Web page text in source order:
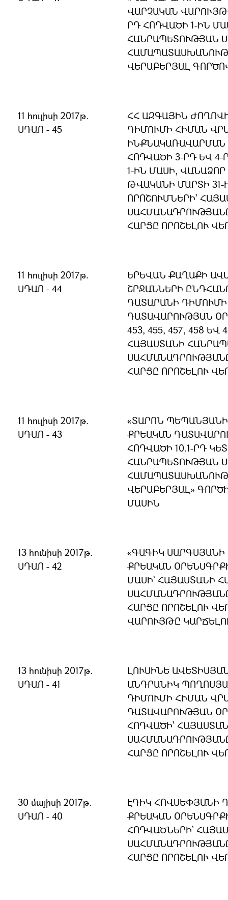
ՎԱՐՉԱԿԱՆ
ՐԴ ՀՈԴՎԱԾԻ 1-ԻՆ
ՀԱՆՐԱՊԵՏՈՒԹՅԱՆ
ՎԵՐԱԲԵՐՅԱԼ
11 հուլիսի 2017թ.
ՍԴԱՈ - 45
ՀՀ ԱԶԳԱՅԻՆ
ԴԻՄՈՒՄԻ ՀԻՄԱՆ
ԻՆՔՆԱԿԱՌԱՎԱՐՄԱՆ
ՀՈԴՎԱԾԻ 3-ՐԴ ԵՎ
1-ԻՆ ՄԱՍԻ,
ԹՎԱԿԱՆԻ ՄԱՐՏԻ 31-
ՈՐՈՇՈՒՄՆԵՐԻ`
ՀԱՐՑԸ ՈՐՈՇԵԼՈՒ
11 հուլիսի 2017թ.
ՍԴԱՈ - 44
ԵՐԵՎԱՆ ՔԱՂԱՔԻ
ՇՐՋԱՆՆԵՐԻ
ԴԱՏԱՐԱՆԻ
ԴԱՏԱՎԱՐՈՒԹՅԱՆ
453, 455, 457, 458
ՀԱՅԱՍՏԱՆԻ
ՀԱՐՑԸ ՈՐՈՇԵԼՈՒ
11 հուլիսի 2017թ.
ՍԴԱՈ - 43
«ՏԱՐՈՆ
ՔՐԵԱԿԱՆ
ՀՈԴՎԱԾԻ 10.1-ՐԴ
ՀԱՆՐԱՊԵՏՈՒԹՅԱՆ
ՎԵՐԱԲԵՐՅԱԼ»
ՄԱՍԻՆ
13 հունիսի 2017թ.
ՍԴԱՈ - 42
«ԳԱԳԻԿ
ՔՐԵԱԿԱՆ
ՄԱՍԻ` ՀԱՅԱՍՏԱՆԻ
ՀԱՐՑԸ ՈՐՈՇԵԼՈՒ
ՎԱՐՈՒՅԹԸ
13 հունիսի 2017թ.
ՍԴԱՈ - 41
ԼՈՒՍԻՆԵ
ԱՆԴՐԱՆԻԿ
ԴԻՄՈՒՄԻ ՀԻՄԱՆ
ԴԱՏԱՎԱՐՈՒԹՅԱՆ
ՀՈԴՎԱԾԻ`
ՀԱՐՑԸ ՈՐՈՇԵԼՈՒ
30 մայիսի 2017թ.
ՍԴԱՈ - 40
ԷԴԻԿ ՀՈՎՍԵՓՅԱՆԻ
ՔՐԵԱԿԱՆ
ՀՈԴՎԱԾՆԵՐԻ`
ՀԱՐՑԸ ՈՐՈՇԵԼՈՒ